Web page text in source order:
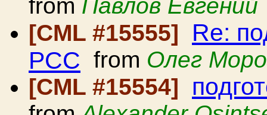
from Павлов Евгений
[CML #15555]
Re:
РСС from Олег
[CML #15554]